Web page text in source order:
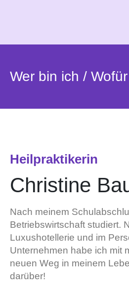
Wer bin ich /
Heilpraktikerin
Christine
Nach meinem
Betriebswirtschaft studiert.
Luxushotellerie und im
Unternehmen habe ich mit
neuen Weg in meinem
darüber!